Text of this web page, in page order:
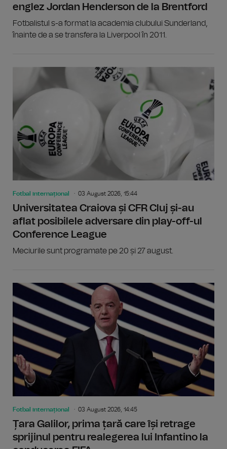
englez Jordan Henderson de la Brentford
Fotbalistul s-a format la academia clubului Sunderland,
înainte de a se transfera la Liverpool în 2011.
Fotbal internațional 03 August 2026, 15:44
Universitatea Craiova și CFR Cluj și-au
aflat posibilele adversare din play-off-ul
Conference League
Meciurile sunt programate pe 20 și 27 august.
Fotbal internațional 03 August 2026, 14:45
Țara Galilor, prima țară care își retrage
sprijinul pentru realegerea lui Infantino la